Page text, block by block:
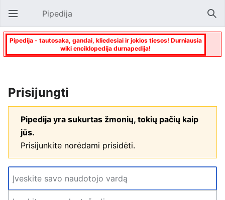
Atverti pagrindinį meniu Pipedija
Pipedija - tautosaka, gandai, kliedesiai ir jokios tiesos! Durniausia
wiki enciklopedija durnapedija!
Prisijungti
Pipedija yra sukurtas žmonių, tokių pačių kaip
jūs.
Prisijunkite norėdami prisidėti.